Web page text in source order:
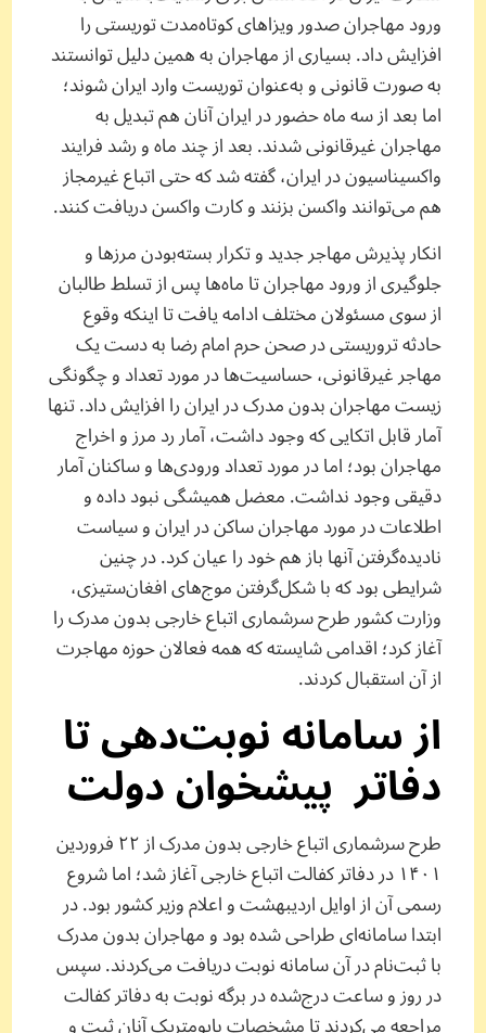
ورود مهاجران صدور ویزاهای کوتاه‌مدت توریستی را
افزایش داد. بسیاری از مهاجران به ‌همین ‌دلیل توانستند
به صورت قانونی و به‌عنوان توریست وارد ایران شوند؛
اما بعد از سه ماه حضور در ایران آنان هم تبدیل به
مهاجران غیرقانونی شدند. بعد از چند ماه و رشد فرایند
واکسیناسیون در ایران، گفته شد که حتی اتباع غیرمجاز
هم می‌توانند واکسن بزنند و کارت واکسن دریافت کنند.
انکار پذیرش مهاجر جدید و تکرار بسته‌بودن مرزها و
جلوگیری از ورود مهاجران تا ماه‌ها پس از تسلط طالبان
از سوی مسئولان مختلف ادامه یافت تا اینکه وقوع
حادثه تروریستی در صحن حرم امام رضا به دست یک
مهاجر غیرقانونی، حساسیت‌ها در مورد تعداد و چگونگی
زیست مهاجران بدون مدرک در ایران را افزایش داد. تنها
آمار قابل اتکایی که وجود داشت، آمار رد مرز و اخراج
مهاجران بود؛ اما در مورد تعداد ورودی‌ها و ساکنان آمار
دقیقی وجود نداشت. معضل همیشگی نبود داده و
اطلاعات در مورد مهاجران ساکن در ایران و سیاست
نادیده‌گرفتن آنها باز هم خود را عیان کرد. در چنین
شرایطی بود که با شکل‌گرفتن موج‌های افغان‌ستیزی،
وزارت کشور طرح سرشماری اتباع خارجی بدون مدرک را
آغاز کرد؛ اقدامی شایسته که همه فعالان حوزه مهاجرت
از آن استقبال کردند.
از سامانه نوبت‌دهی تا
دفاتر پیشخوان دولت
طرح سرشماری اتباع خارجی بدون مدرک از ۲۲ فروردین
۱۴۰۱ در دفاتر کفالت اتباع خارجی آغاز شد؛ اما شروع
رسمی آن از اوایل اردیبهشت و اعلام وزیر کشور بود. در
ابتدا سامانه‌ای طراحی شده بود و مهاجران بدون مدرک
با ثبت‌نام در آن سامانه نوبت دریافت می‌کردند. سپس
در روز و ساعت درج‌شده در برگه نوبت به دفاتر کفالت